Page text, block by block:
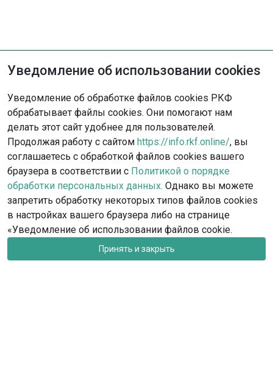
Уведомление об использовании cookies
Уведомление об обработке файлов cookies РКФ
обрабатывает файлы cookies. Они помогают нам
делать этот сайт удобнее для пользователей.
Продолжая работу с сайтом https://info.rkf.online/, вы
соглашаетесь с обработкой файлов cookies вашего
браузера в соответствии с Политикой о порядке
обработки персональных данных. Однако вы можете
запретить обработку некоторых типов файлов cookies
в настройках вашего браузера либо на странице
«Уведомление об использовании файлов cookie.
Принять и закрыть